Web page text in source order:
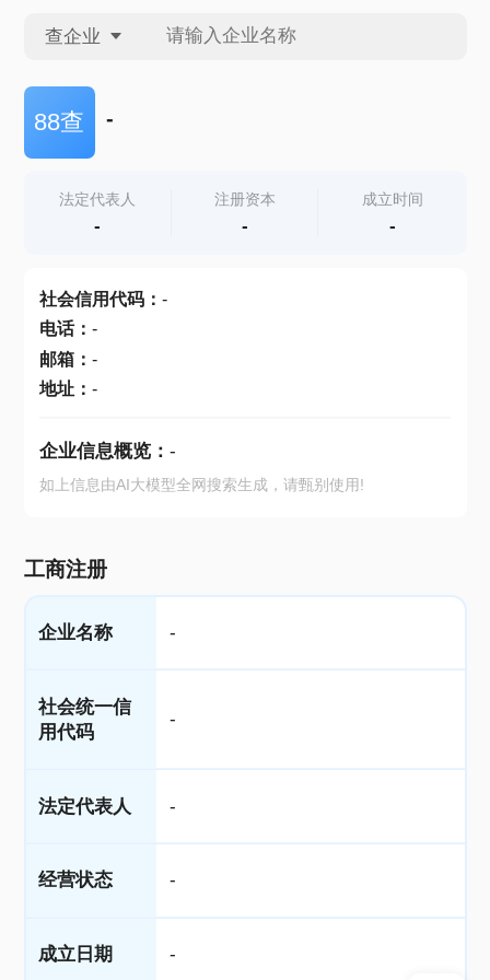
查企业
查企业
查产地
88查 -
法定代表人
-
注册资本
-
成立时间
-
社会信用代码： -
电话： -
邮箱： -
地址： -
企业信息概览： -
如上信息由AI大模型全网搜索生成，请甄别使用!
工商注册
企业名称 -
社会统一信
用代码
-
法定代表人 -
经营状态 -
成立日期 -